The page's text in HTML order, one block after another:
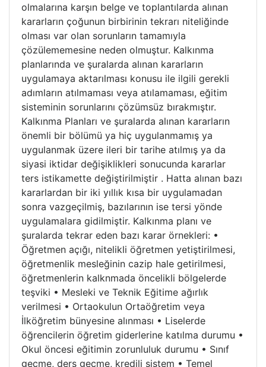
olmalarına karşın belge ve toplantılarda alınan
kararların çoğunun birbirinin tekrarı niteliğinde
olması var olan sorunların tamamıyla
çözülememesine neden olmuştur. Kalkınma
planlarında ve şuralarda alınan kararların
uygulamaya aktarılması konusu ile ilgili gerekli
adımların atılmaması veya atılamaması, eğitim
sisteminin sorunlarını çözümsüz bırakmıştır.
Kalkınma Planları ve şuralarda alınan kararların
önemli bir bölümü ya hiç uygulanmamış ya
uygulanmak üzere ileri bir tarihe atılmış ya da
siyasi iktidar değişiklikleri sonucunda kararlar
ters istikamette değiştirilmiştir . Hatta alınan bazı
kararlardan bir iki yıllık kısa bir uygulamadan
sonra vazgeçilmiş, bazılarının ise tersi yönde
uygulamalara gidilmiştir. Kalkınma planı ve
şuralarda tekrar eden bazı karar örnekleri: •
Öğretmen açığı, nitelikli öğretmen yetiştirilmesi,
öğretmenlik mesleğinin cazip hale getirilmesi,
öğretmenlerin kalknmada öncelikli bölgelerde
teşviki • Mesleki ve Teknik Eğitime ağırlık
verilmesi • Ortaokulun Ortaöğretim veya
İlköğretim bünyesine alınması • Liselerde
öğrencilerin öğretim giderlerine katılma durumu •
Okul öncesi eğitimin zorunluluk durumu • Sınıf
geçme, ders geçme, kredili sistem • Temel